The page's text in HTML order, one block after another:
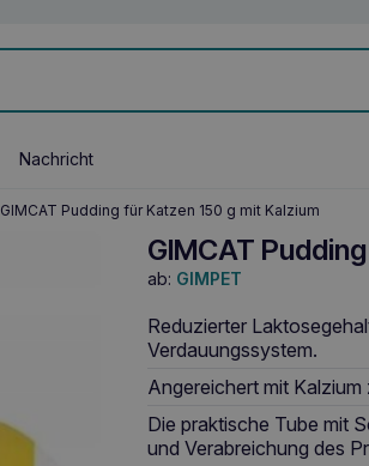
Nachricht
GIMCAT Pudding für Katzen 150 g mit Kalzium
GIMCAT
ab: GIMPET
Reduzierter
Verdauungssystem.
Angereichert mit
Die praktische Tube mit
und Verabreichung des